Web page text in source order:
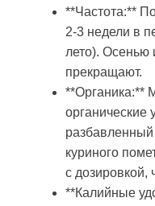
**Частота:**
2-3 недели в
лето). Осенью
прекращают.
**Органика:**
органические
разбавленный
куриного
с дозировкой,
**Калийные